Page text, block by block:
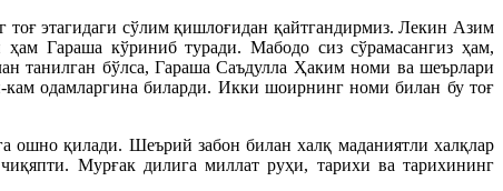
этагидаги сўлим қишлоғидан қайтгандирмиз. Лекин Азим
Гараша кўриниб туради. Мабодо сиз сўрамасангиз ҳам,
танилган бўлса, Гараша Саъдулла Ҳаким номи ва шеърлари
одамларгина биларди. Икки шоирнинг номи билан бу тоғ
қилади. Шеърий забон билан халқ маданиятли халқлар
Мурғак дилига миллат руҳи, тарихи ва тарихининг